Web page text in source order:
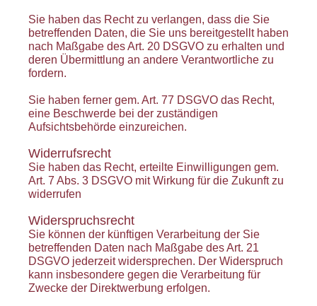
Sie haben das Recht zu verlangen, dass die Sie
betreffenden Daten, die Sie uns bereitgestellt haben
nach Maßgabe des Art. 20 DSGVO zu erhalten und
deren Übermittlung an andere Verantwortliche zu
fordern.
Sie haben ferner gem. Art. 77 DSGVO das Recht,
eine Beschwerde bei der zuständigen
Aufsichtsbehörde einzureichen.
Widerrufsrecht
Sie haben das Recht, erteilte Einwilligungen gem.
Art. 7 Abs. 3 DSGVO mit Wirkung für die Zukunft zu
widerrufen
Widerspruchsrecht
Sie können der künftigen Verarbeitung der Sie
betreffenden Daten nach Maßgabe des Art. 21
DSGVO jederzeit widersprechen. Der Widerspruch
kann insbesondere gegen die Verarbeitung für
Zwecke der Direktwerbung erfolgen.